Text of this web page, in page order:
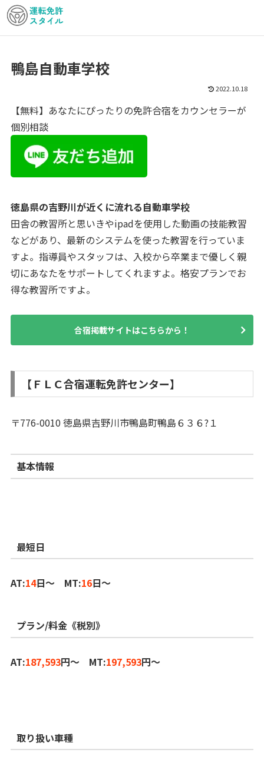
鴨島自動車学校
2022.10.18
【無料】あなたにぴったりの免許合宿をカウンセラーが
個別相談
徳島県の吉野川が近くに流れる自動車学校
田舎の教習所と思いきやipadを使用した動画の技能教習
などがあり、最新のシステムを使った教習を行っていま
すよ。指導員やスタッフは、入校から卒業まで優しく親
切にあなたをサポートしてくれますよ。格安プランでお
得な教習所ですよ。
合宿掲載サイトはこちらから！
【ＦＬＣ合宿運転免許センター】
〒776-0010 徳島県吉野川市鴨島町鴨島６３６?１
基本情報
最短日
AT:14日～ MT:16日～
プラン/料金《税別》
AT:187,593円～ MT:197,593円～
取り扱い車種